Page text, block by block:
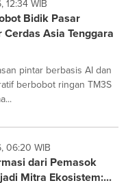
12:34 WIB
Bidik Pasar
Asia Tenggara
pintar berbasis AI dan
berbobot ringan TM3S
06:20 WIB
dari Pemasok
Mitra Ekosistem:...